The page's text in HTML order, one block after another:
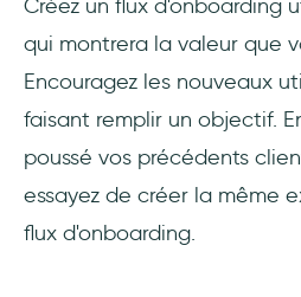
Créez un flux d'onboarding
qui montrera la valeur que
Encouragez les nouveaux
faisant remplir un objectif.
poussé vos précédents
essayez de créer la même
flux d'onboarding.